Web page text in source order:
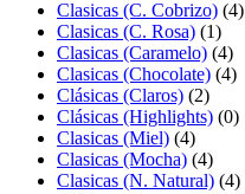
Clasicas (C. Cobrizo) (4)
Clasicas (C. Rosa) (1)
Clasicas (Caramelo) (4)
Clasicas (Chocolate) (4)
Clásicas (Claros) (2)
Clásicas (Highlights) (0)
Clasicas (Miel) (4)
Clasicas (Mocha) (4)
Clasicas (N. Natural) (4)